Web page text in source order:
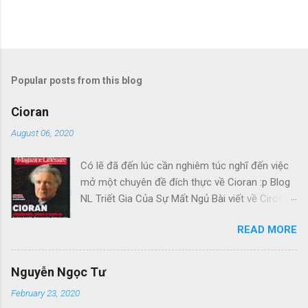
Popular posts from this blog
Cioran
August 06, 2020
Có lẽ đã đến lúc cần nghiêm túc nghĩ đến việc
mở một chuyên đề đích thực về Cioran :p Blog
NL Triết Gia Của Sự Mất Ngủ Bài viết về Ciroran
hoài, mà cứ lu bu hoài. Mới lật ra đi 1 đường
loáng thoáng, vớ được câu này thật tuyệt: Con
tưởng tượng, đủ cho nó cảm thấy đời mình sao
READ MORE
Nguyễn Ngọc Tư
February 23, 2020